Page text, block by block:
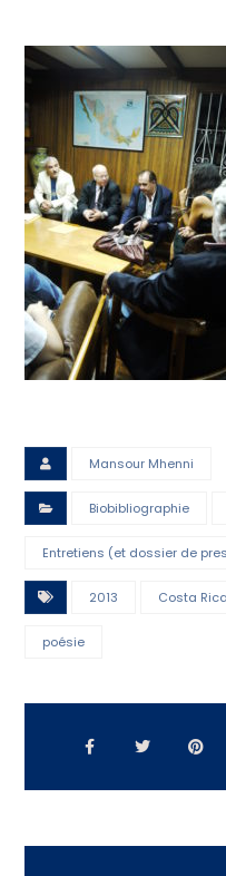
Mansour Mhenni
Biobibliographie
Entretiens (et dossier de
2013 Costa Rica
poésie